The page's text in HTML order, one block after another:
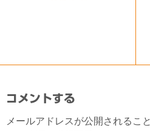
コメントする
メールアドレスが公開されるこ